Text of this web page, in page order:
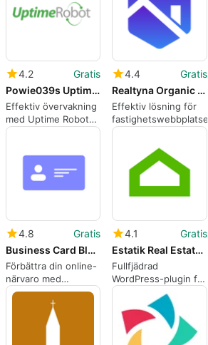
4.2
Gratis
Powie039s Uptime Robot Plugin
Effektiv övervakning
med Uptime Robot
Plugin
4.4
Gratis
Realtyna Organic IDX plugin WPL Real Estate
Effektiv lösning för
fastighetswebbplatser
4.8
Gratis
Business Card Block 8211 Show your business card on the web.
Förbättra din online-
närvaro med
visitkortblock
4.1
Gratis
Estatik Real Estate Plugin
Fullfjädrad
WordPress-plugin för
fastigheter